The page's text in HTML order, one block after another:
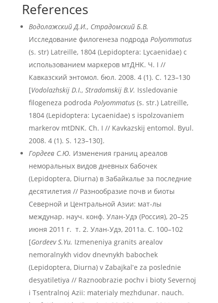
References
Водолажский Д.И., Страдомский Б.В.
Исследование филогенеза подрода Polyommatus
(s. str) Latreille, 1804 (Lepidoptera: Lycaenidae) с
использованием маркеров мтДНК. Ч. I //
Кавказский энтомол. бюл. 2008. 4 (1). С. 123–130
[Vodolazhskij D.I., Stradomskij B.V. Issledovanie
filogeneza podroda Polyommatus (s. str.) Latreille,
1804 (Lepidoptera: Lycaenidae) s ispolzovaniem
markerov mtDNK. Ch. I // Kavkazskij entomol. Byul.
2008. 4 (1). S. 123–130].
Гордеев С.Ю. Изменения границ ареалов
неморальных видов дневных бабочек
(Lepidoptera, Diurna) в Забайкалье за последние
десятилетия // Разнообразие почв и биоты
Северной и Центральной Азии: мат-лы
междунар. науч. конф. Улан-Удэ (Россия), 20–25
июня 2011 г. т. 2. Улан-Удэ, 2011а. С. 100–102
[Gordeev S.Yu. Izmeneniya granits arealov
nemoralnykh vidov dnevnykh babochek
(Lepidoptera, Diurna) v Zabajkalʹe za poslednie
desyatiletiya // Raznoobrazie pochv i bioty Severnoj
i Tsentralnoj Azii: materialy mezhdunar. nauch.